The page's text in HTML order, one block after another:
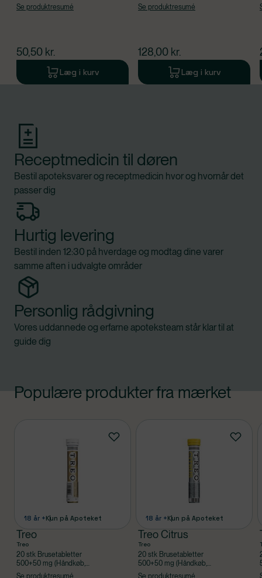
apoteksforbeholdt),
Se produktresumé
$nuværende pris
50,50 kr.
Læg i kurv
apoteksforbeholdt), Acetylsalicylsyre
Se produktresumé
$nuværende pris
128,00 kr.
Læg i kurv
Receptmedicin til døren
Bestil apoteksvarer og receptmedicin hvor og hvornår det
passer dig
Hurtig levering
Bestil inden 12:30 på hverdage og modtag dine varer
samme aften i udvalgte områder
Personlig rådgivning
Vores uddannede og erfarne apoteksteam står klar til at
guide dig
Populære produkter fra mærket
18 år +Kun på Apoteket
Treo
Treo
20 stk Brusetabletter
500+50 mg (Håndkøb,
apoteksforbeholdt),
Se produktresumé
18 år +Kun på Apoteket
Treo Citrus
Treo
20 stk Brusetabletter
500+50 mg (Håndkøb,
apoteksforbeholdt),
Se produktresumé